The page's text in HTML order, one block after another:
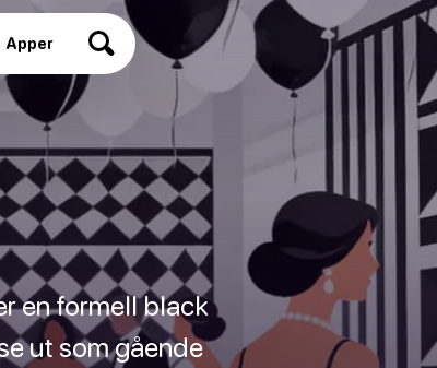
Apper
en formell black
ut som gående